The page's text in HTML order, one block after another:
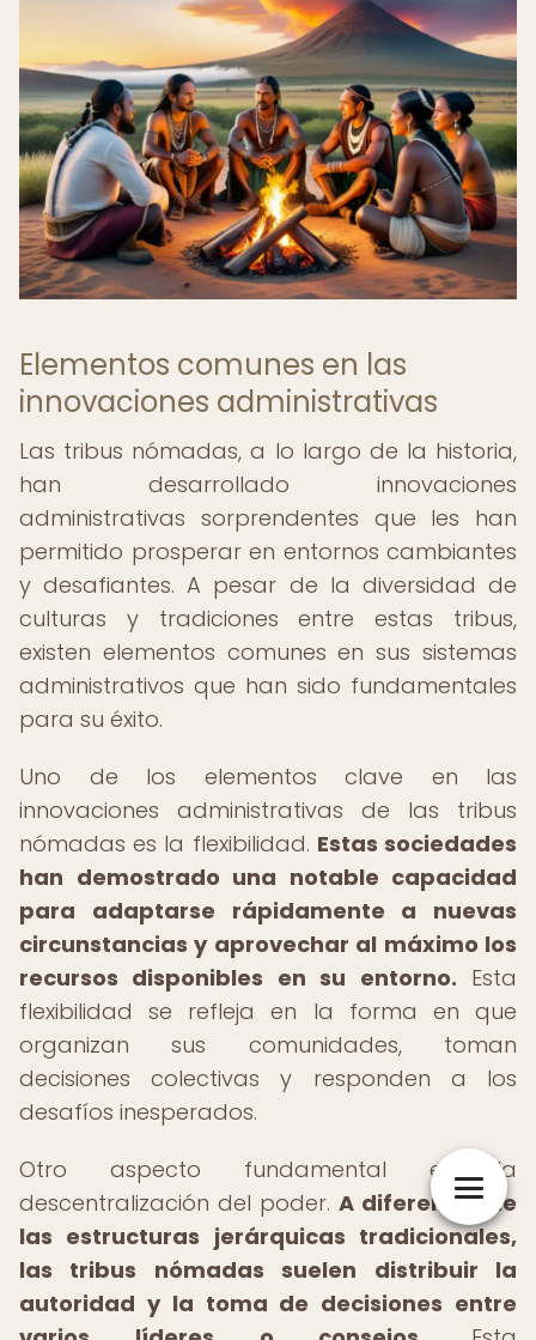
Elementos comunes en las
innovaciones administrativas
Las tribus nómadas, a lo largo de la historia,
han desarrollado innovaciones
administrativas sorprendentes que les han
permitido prosperar en entornos cambiantes
y desafiantes. A pesar de la diversidad de
culturas y tradiciones entre estas tribus,
existen elementos comunes en sus sistemas
administrativos que han sido fundamentales
para su éxito.
Uno de los elementos clave en las
innovaciones administrativas de las tribus
nómadas es la flexibilidad. Estas sociedades
han demostrado una notable capacidad
para adaptarse rápidamente a nuevas
circunstancias y aprovechar al máximo los
recursos disponibles en su entorno. Esta
flexibilidad se refleja en la forma en que
organizan sus comunidades, toman
decisiones colectivas y responden a los
desafíos inesperados.
Otro aspecto fundamental es la
descentralización del poder. A diferencia de
las estructuras jerárquicas tradicionales,
las tribus nómadas suelen distribuir la
autoridad y la toma de decisiones entre